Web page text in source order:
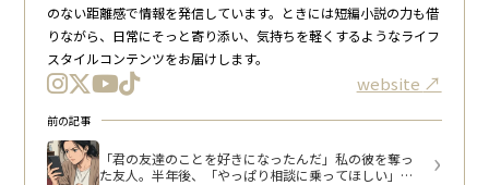
のない距離感で情報を発信しています。ときには短編小説の力も借
りながら、日常にそっと寄り添い、気持ちを軽くするようなライフ
スタイルコンテンツをお届けします。
website
前の記事
「君の友達のことを好きになったんだ」私の彼を奪っ
た友人。半年後、「やっぱり相談に乗ってほしい」と